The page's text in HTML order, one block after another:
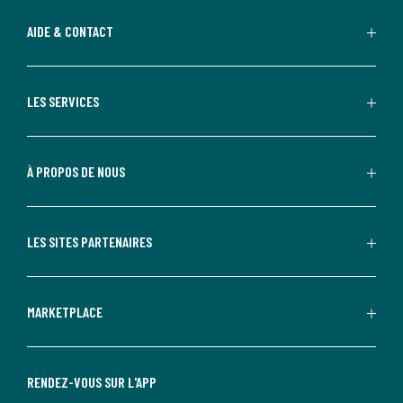
AIDE & CONTACT
LES SERVICES
À PROPOS DE NOUS
LES SITES PARTENAIRES
MARKETPLACE
RENDEZ-VOUS SUR L'APP